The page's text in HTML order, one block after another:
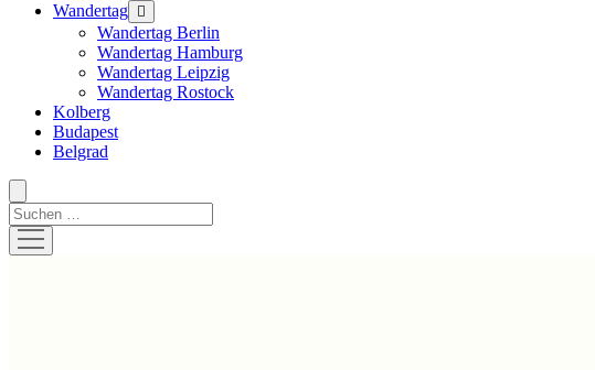
Wandertag Menü
öffnen
Wandertag Berlin
Wandertag Hamburg
Wandertag Leipzig
Wandertag Rostock
Kolberg
Budapest
Belgrad
Suchen
Menü
öffnen